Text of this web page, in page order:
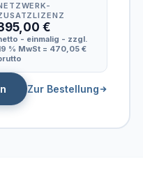
€
- einmalig - zzgl.
% MwSt = 470,05 €
Zur Bestellung